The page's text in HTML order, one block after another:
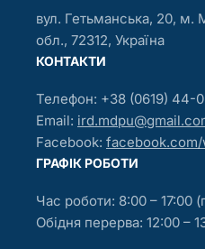
вул. Гетьманська, 20, м.
обл., 72312, Україна
КОНТАКТИ
Телефон: +38 (0619) 44-
Email:
Facebook:
ГРАФIК РОБОТИ
Час роботи: 8:00 – 17:00
Обідня перерва: 12:00 –